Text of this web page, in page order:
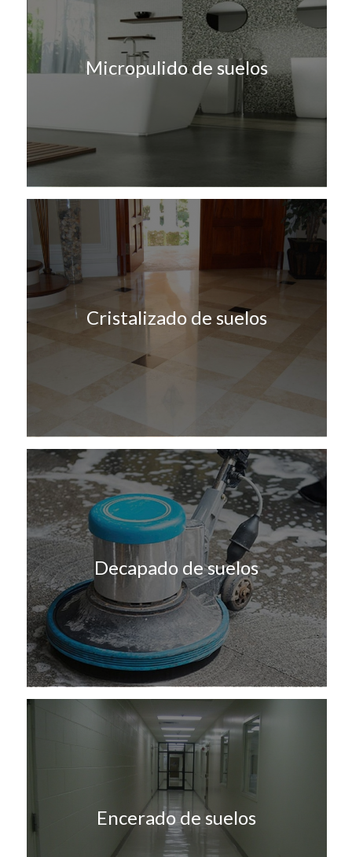
Micropulido de suelos
Cristalizado de suelos
Decapado de suelos
Encerado de suelos